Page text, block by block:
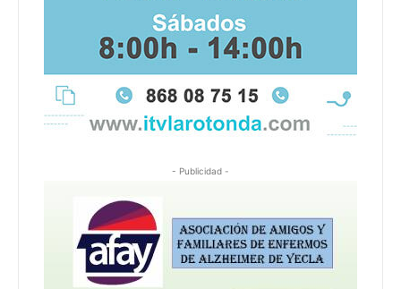
- Publicidad -